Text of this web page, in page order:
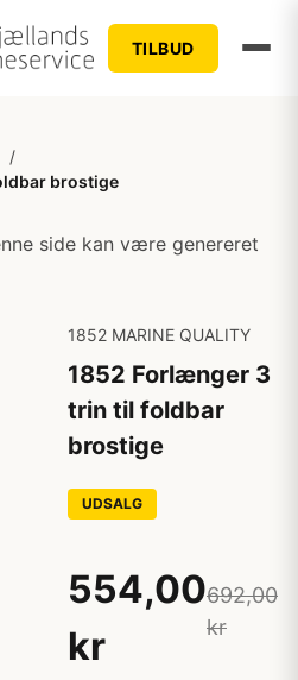
TILBUD
/
brostige
side kan være genereret
1852 MARINE QUALITY
1852 Forlænger 3
trin til foldbar
brostige
UDSALG
554,00
kr
692,00
kr